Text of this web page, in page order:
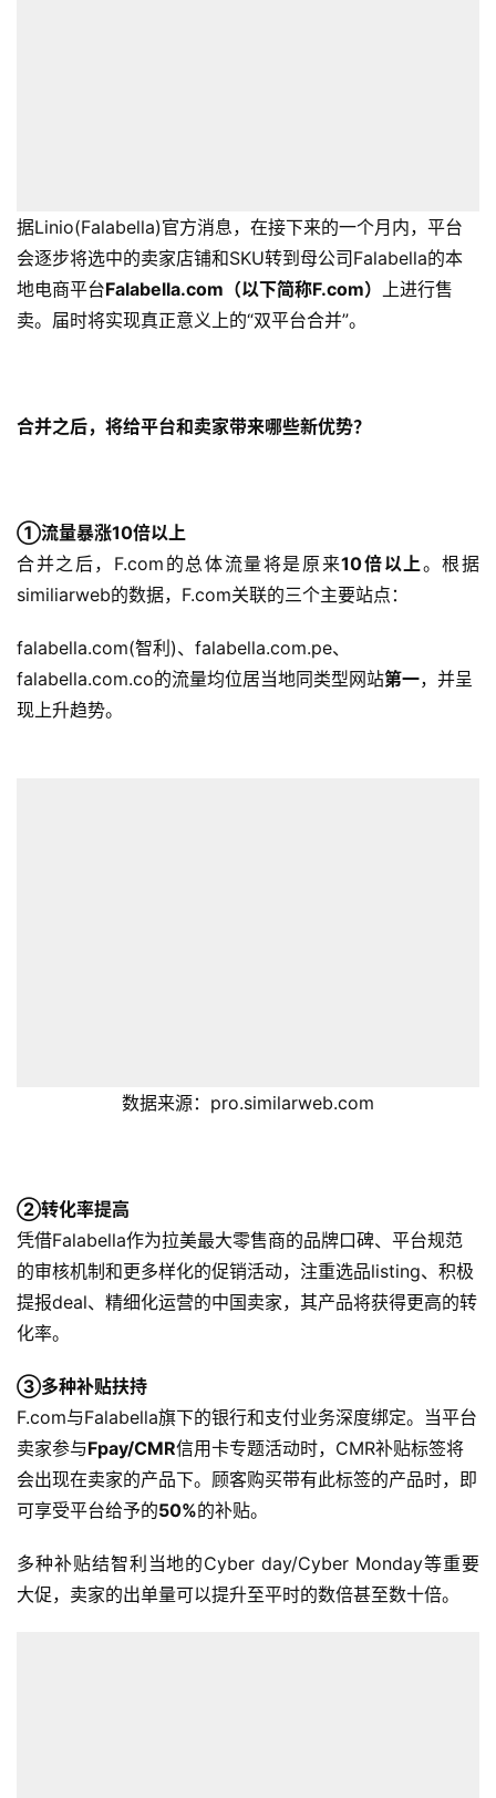
据Linio(Falabella)官方消息，在接下来的一个月内，平台
会逐步将选中的卖家店铺和SKU转到母公司Falabella的本
地电商平台Falabella.com（以下简称F.com） 上进行售
卖。届时将实现真正意义上的“双平台合并”。
合并之后，将给平台和卖家带来哪些新优势？
①流量暴涨10倍以上
合并之后，F.com的总体流量将是原来10倍以上。根据
similiarweb的数据，F.com关联的三个主要站点：
falabella.com(智利)、falabella.com.pe、
falabella.com.co的流量均位居当地同类型网站第一，并呈
现上升趋势。
数据来源：pro.similarweb.com
②转化率提高
凭借Falabella作为拉美最大零售商的品牌口碑、平台规范
的审核机制和更多样化的促销活动，注重选品listing、积极
提报deal、精细化运营的中国卖家，其产品将获得更高的转
化率。
③多种补贴扶持
F.com与Falabella旗下的银行和支付业务深度绑定。当平台
卖家参与Fpay/CMR信用卡专题活动时，CMR补贴标签将
会出现在卖家的产品下。顾客购买带有此标签的产品时，即
可享受平台给予的50%的补贴。
多种补贴结智利当地的Cyber day/Cyber Monday等重要
大促，卖家的出单量可以提升至平时的数倍甚至数十倍。